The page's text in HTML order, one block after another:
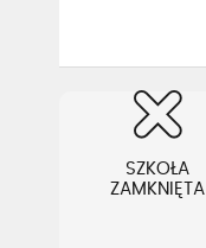
SZKOŁA
ZAMKNIĘTA